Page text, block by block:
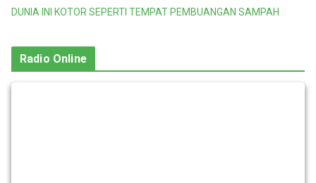
DUNIA INI KOTOR SEPERTI TEMPAT PEMBUANGAN SAMPAH
Radio Online